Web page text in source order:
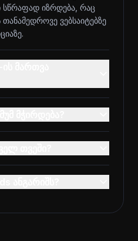
სწრაფად იზრდება, რაც
ვებსაიტებზე